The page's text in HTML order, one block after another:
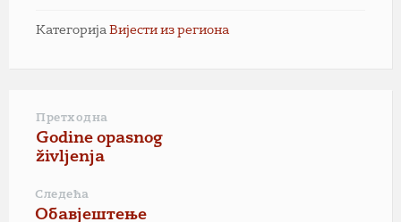
Категорија Вијести из региона
Претходна
Godine opasnog
življenja
Следећа
Обавјештење